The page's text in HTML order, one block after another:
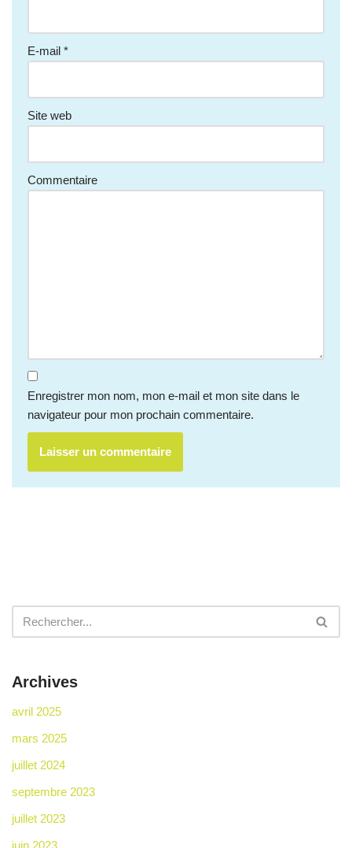
E-mail *
Site web
Commentaire
Enregistrer mon nom, mon e-mail et mon site dans le
navigateur pour mon prochain commentaire.
Archives
avril 2025
mars 2025
juillet 2024
septembre 2023
juillet 2023
juin 2023